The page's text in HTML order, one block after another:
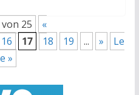
25
«
16 17 18 19 ... »
Le
»